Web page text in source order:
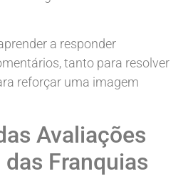
a responder
tanto para resolver
reforçar uma imagem
Avaliações
Franquias